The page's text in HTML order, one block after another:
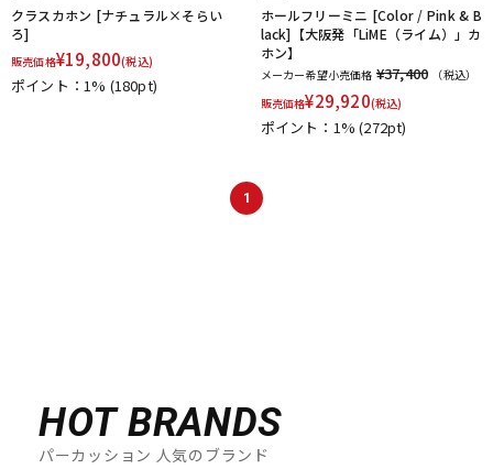
アンプ エフェクター
DJ機器
クラスカホン [ナチュラル×そらい
ろ]
販売価格¥19,800(税込)
ポイント：1% (180pt)
ホールフリーミニ [Color / Pink & B
lack]【大阪発「LiME（ライム）」カ
ホン】
メーカー希望小売価格 ¥37,400
（税込）
販売価格¥29,920(税込)
ポイント：1%(272pt)
1
HOT BRANDS
パーカッション 人気のブランド